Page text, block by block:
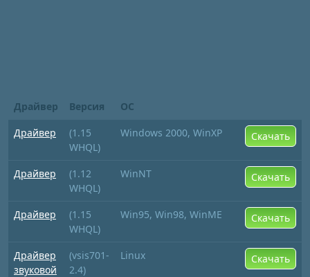
Драйвер Версия
ОС
Драйвер
(1.15
WHQL)
Windows 2000, WinXP Скачать
Драйвер
(1.12
WHQL)
WinNT Скачать
Драйвер
(1.15
WHQL)
Win95, Win98, WinME Скачать
Драйвер
звуковой
(vsis701-
2.4)
Linux Скачать